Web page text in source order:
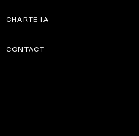
CHARTE IA
CONTACT